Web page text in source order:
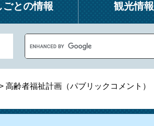
ごとの情報 観光情報
o
g
l
e
ス
高齢者福祉計画（パブリックコメント）